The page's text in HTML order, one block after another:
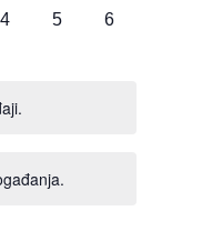
0
4
0
5
0
6